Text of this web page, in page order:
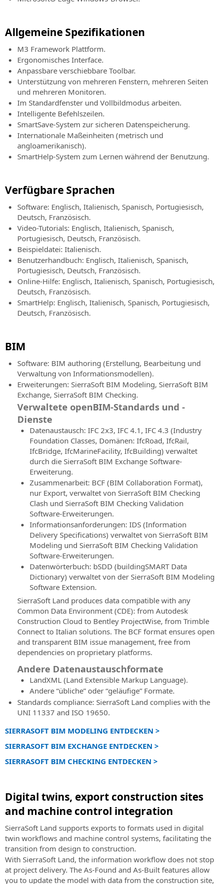
BIM-
die
und
Hydraulikplanung
SierraSoft
Rails
BIM-
Software
für
die
Eisenbahnplanung
BIM-
Software
für
die
Straßen-
und
Autobahnplanung
SierraSoft
Hydro
BIM-
Software
SierraSoft
Land
Design
Studio
BIM-
Software
Berechnung,
Modellierung
Analyse
SierraSoft
Software
Modellierung
Analyse
Survey
BIM-
Software
Berechnung
und
Ausgleichung
topographischen
Messungen
für
Rechnungen,
Lizenzen
und
Produkte
ohne
Servicevertrag
SierraSoft
Training
Live-
und
Kurse
SierraSoft
Coaching
Remote-
Expertenhilfe
SierraSoft
Consulting
Technische
Beratung
Zusammenhang
mit
und
Nutzung
von
SierraSoft-
Lösungen
BIM
Accelerator
Beratung
Unterstützung
Anwendung
Methode
Expertenzertifizierung
Fachkenntnisse
SierraSoft
Education
Vervollständigen
Ihre
Ausbildung
mit
Kenntnissen
und
Fähigkeiten
SierraSoft-
Produkte
Veranstaltung
“Online
-
Live”
Alle
Informationen
über
kommende
“Online
-
Live”
Veranstaltungen
die
für
die
traditionelle
und
BIM
Vermessung
mit
der
Software
SierraSoft
Land.
Laden
Sie
jetzt
die
Testversion
herunter
und
testen
ihre
Leistungsfähigkeit!
Kaufen
Allgemeine Spezifikationen
M3 Framework Plattform.
Ergonomisches Interface.
Anpassbare verschiebbare Toolbar.
Unterstützung von mehreren Fenstern, mehreren Seiten
und mehreren Monitoren.
Im Standardfenster und Vollbildmodus arbeiten.
Intelligente Befehlszeilen.
SmartSave-System zur sicheren Datenspeicherung.
Internationale Maßeinheiten (metrisch und
angloamerikanisch).
SmartHelp-System zum Lernen während der Benutzung.
Verfügbare Sprachen
Software: Englisch, Italienisch, Spanisch, Portugiesisch,
Deutsch, Französisch.
Video-Tutorials: Englisch, Italienisch, Spanisch,
Portugiesisch, Deutsch, Französisch.
Beispieldatei: Italienisch.
Benutzerhandbuch: Englisch, Italienisch, Spanisch,
Portugiesisch, Deutsch, Französisch.
Online-Hilfe: Englisch, Italienisch, Spanisch, Portugiesisch,
Deutsch, Französisch.
SmartHelp: Englisch, Italienisch, Spanisch, Portugiesisch,
Deutsch, Französisch.
BIM
Software: BIM authoring (Erstellung, Bearbeitung und
Verwaltung von Informationsmodellen).
Erweiterungen: SierraSoft BIM Modeling, SierraSoft BIM
Exchange, SierraSoft BIM Checking.
Verwaltete openBIM-Standards und -
Dienste
Datenaustausch: IFC 2x3, IFC 4.1, IFC 4.3 (Industry
Foundation Classes, Domänen: IfcRoad, IfcRail,
IfcBridge, IfcMarineFacility, IfcBuilding) verwaltet
durch die SierraSoft BIM Exchange Software-
Erweiterung.
Zusammenarbeit: BCF (BIM Collaboration Format),
nur Export, verwaltet von SierraSoft BIM Checking
Clash und SierraSoft BIM Checking Validation
Software-Erweiterungen.
Informationsanforderungen: IDS (Information
Delivery Specifications) verwaltet von SierraSoft BIM
Modeling und SierraSoft BIM Checking Validation
Software-Erweiterungen.
Datenwörterbuch: bSDD (buildingSMART Data
Dictionary) verwaltet von der SierraSoft BIM Modeling
Software Extension.
SierraSoft Land produces data compatible with any
Common Data Environment (CDE): from Autodesk
Construction Cloud to Bentley ProjectWise, from Trimble
Connect to Italian solutions. The BCF format ensures open
and transparent BIM issue management, free from
dependencies on proprietary platforms.
Andere Datenaustauschformate
LandXML (Land Extensible Markup Language).
Andere “übliche” oder “geläufige” Formate.
Standards compliance: SierraSoft Land complies with the
UNI 11337 and ISO 19650.
SIERRASOFT BIM MODELING ENTDECKEN >
SIERRASOFT BIM EXCHANGE ENTDECKEN >
SIERRASOFT BIM CHECKING ENTDECKEN >
Digital twins, export construction sites
and machine control integration
SierraSoft Land supports exports to formats used in digital
twin workflows and machine control systems, facilitating the
transition from design to construction.
With SierraSoft Land, the information workflow does not stop
at project delivery. The As-Found and As-Built features allow
you to update the model with data from the construction site,